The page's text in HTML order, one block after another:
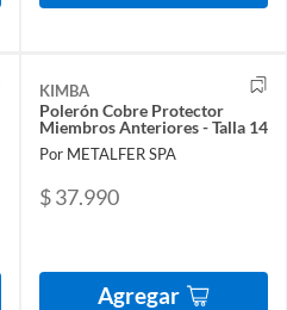
KIMBA
Polerón Cobre Protector
Miembros Anteriores - Talla 14
Por METALFER SPA
$ 37.990
Agregar